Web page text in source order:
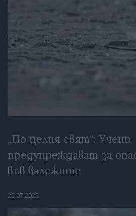
„По целия свят“: Учени
предупреждават за
във валежите
25.07.2025